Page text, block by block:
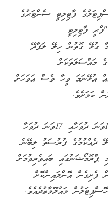
ފާޓިލިޓީ ސެންޓަރުގެ
ފާޓިލިޓީ
ގުޅޭ ގޮތުން ހިލޭ ލަފާދޭ
މައްސަލަތަކަށް
އުޅޭނަމަ ވީހާ ވެސް އަވަހަށް
ކަމަށެވެ.
މި ފުރުސަތުގެ ދަށުން މި މަހުގެ 13ވަނަ ދުވަހާއި 17ވަނަ ދުވަހާ
ދެއްކުމުގެ ފުރުސަތު ލިބޭނެ
ބައިވެރިވުމަށް
ފެށިގެން އޮންލައިންކޮށް
މައުލޫމާތުދެއެވެ.